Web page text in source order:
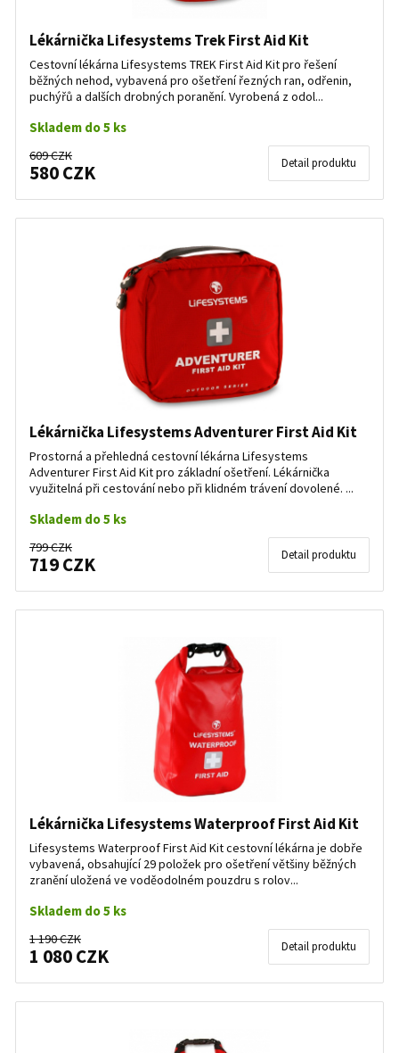
Lékárnička Lifesystems Trek First Aid Kit
Cestovní lékárna Lifesystems TREK First Aid Kit pro řešení
běžných nehod, vybavená pro ošetření řezných ran, odřenin,
puchýřů a dalších drobných poranění. Vyrobená z odol...
Skladem do 5 ks
609 CZK
580 CZK Detail produktu
Lékárnička Lifesystems Adventurer First Aid Kit
Prostorná a přehledná cestovní lékárna Lifesystems
Adventurer First Aid Kit pro základní ošetření. Lékárnička
využitelná při cestování nebo při klidném trávení dovolené. ...
Skladem do 5 ks
799 CZK
719 CZK Detail produktu
Lékárnička Lifesystems Waterproof First Aid Kit
Lifesystems Waterproof First Aid Kit cestovní lékárna je dobře
vybavená, obsahující 29 položek pro ošetření většiny běžných
zranění uložená ve voděodolném pouzdru s rolov...
Skladem do 5 ks
1 190 CZK
1 080 CZK Detail produktu